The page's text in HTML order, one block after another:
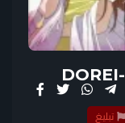
تبليغ